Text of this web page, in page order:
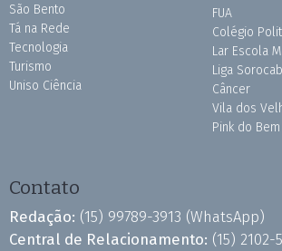
São Bento
Tá na Rede
Tecnologia
Turismo
Uniso Ciência
FUA
Colégio
Lar Escola
Liga
Câncer
Vila dos
Pink do Bem
Contato
Redação: (15) 99789-3913 (WhatsApp)
Central de Relacionamento: (15) 2102-